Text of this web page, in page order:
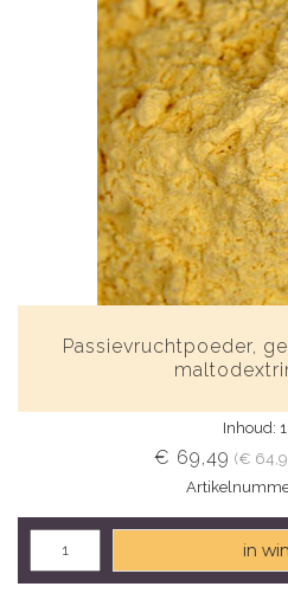
Passievruchtpoeder,
Inhoud:
€ 69,49 (€
in